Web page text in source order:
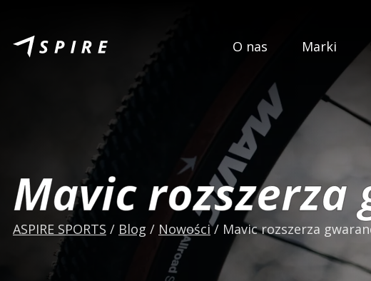
O nas Marki
Mavic rozszerza
ASPIRE SPORTS / Blog / Nowości / Mavic rozszerza